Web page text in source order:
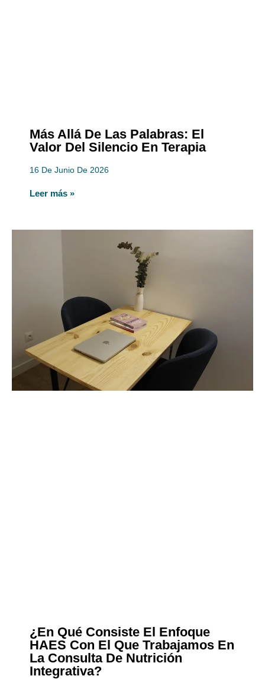
Más Allá De Las Palabras: El
Valor Del Silencio En Terapia
16 De Junio De 2026
Leer más »
¿En Qué Consiste El Enfoque
HAES Con El Que Trabajamos En
La Consulta De Nutrición
Integrativa?